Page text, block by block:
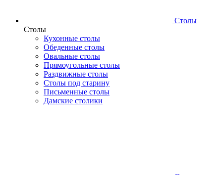
Столы
Столы
Кухонные столы
Обеденные столы
Овальные столы
Прямоугольные столы
Раздвижные столы
Столы под старину
Письменные столы
Дамские столики